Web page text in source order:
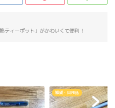
ティーポット」がかわいくて便利！
雑貨・日用品